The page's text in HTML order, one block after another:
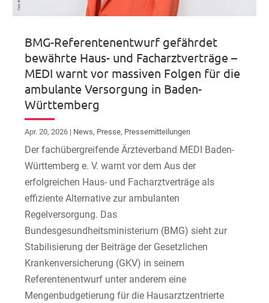
BMG-Referentenentwurf gefährdet
bewährte Haus- und Facharztverträge –
MEDI warnt vor massiven Folgen für die
ambulante Versorgung in Baden-
Württemberg
Apr. 20, 2026 | News, Presse, Pressemitteilungen
Der fachübergreifende Ärzteverband MEDI Baden-
Württemberg e. V. warnt vor dem Aus der
erfolgreichen Haus- und Facharztverträge als
effiziente Alternative zur ambulanten
Regelversorgung. Das
Bundesgesundheitsministerium (BMG) sieht zur
Stabilisierung der Beiträge der Gesetzlichen
Krankenversicherung (GKV) in seinem
Referentenentwurf unter anderem eine
Mengenbudgetierung für die Hausarztzentrierte